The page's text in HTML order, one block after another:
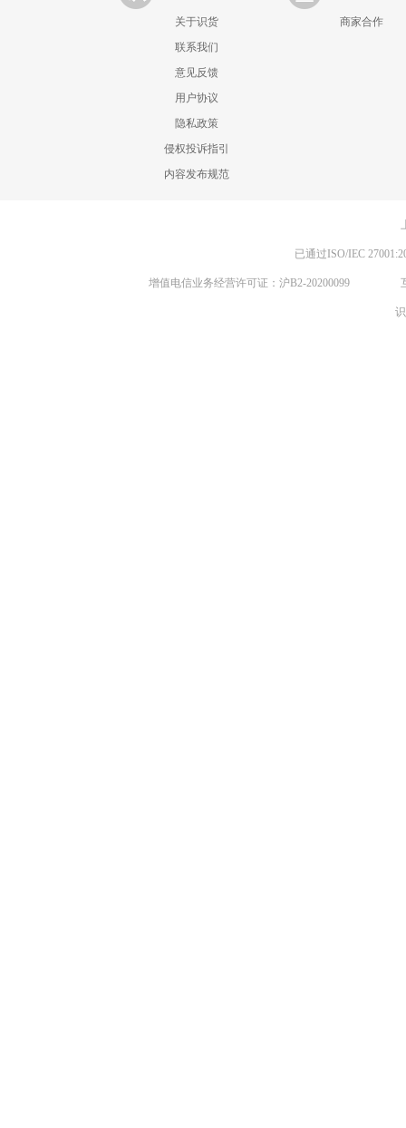
关于识货
联系我们
意见反馈
用户协议
隐私政策
侵权投诉指引
内容发布规范
商家合作
已通过ISO/IEC
增值电信业务经营许可证：沪B2-20200099